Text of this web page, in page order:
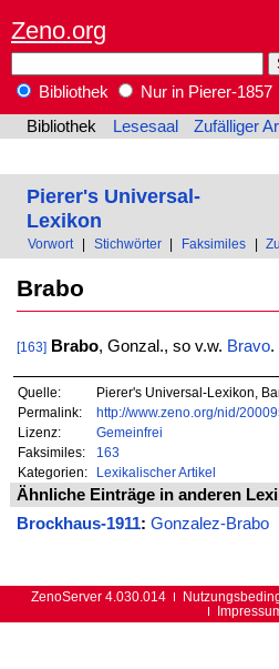
Zeno.org
Bibliothek
Nur in Pierer-1857
Bibliothek
Lesesaal Zufälliger
Pierer's Universal-
Lexikon
Vorwort Stichwörter Faksimiles
Brabo
[163] Brabo, Gonzal., so v.w. Bravo.
Quelle:
Pierer's Universal-Lexikon,
Permalink:
http://www.zeno.org/nid/
Lizenz:
Gemeinfrei
Faksimiles:
163
Kategorien:
Lexikalischer Artikel
Ähnliche Einträge in anderen
Brockhaus-1911: Gonzalez-Brabo
ZenoServer 4.030.014